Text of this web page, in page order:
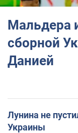
Мальдера
сборной
Данией
Лунина не
Украины